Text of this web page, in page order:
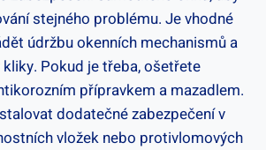
stejného problému. Je vhodné
údržbu okenních mechanismů a
Pokud ⁢je třeba, ošetřete
přípravkem a⁢ mazadlem.
dodatečné zabezpečení v
vložek nebo protivlomových‍